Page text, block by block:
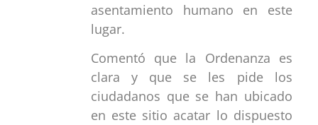
asentamiento humano en este
lugar.
Comentó que la Ordenanza es
clara y que se les pide los
ciudadanos que se han ubicado
en este sitio acatar lo dispuesto